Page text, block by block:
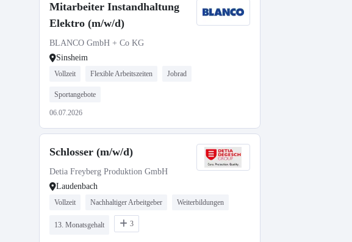
Mitarbeiter Instandhaltung
Elektro (m/w/d)
BLANCO GmbH + Co KG
Sinsheim
Vollzeit Flexible Arbeitszeiten Jobrad
Sportangebote
06.07.2026
Schlosser (m/w/d)
Detia Freyberg Produktion GmbH
Laudenbach
Vollzeit Nachhaltiger Arbeitgeber Weiterbildungen
13. Monatsgehalt 3